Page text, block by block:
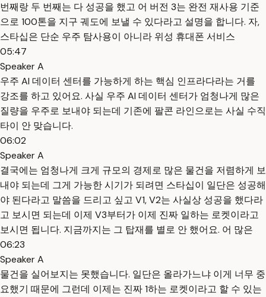
번째랑 두 번째는 다 성공을 했고 어 버전 3는 완전 재사용 기준
으로 100톤을 지구 궤도에 보낼 수 있다라고 설명을 합니다. 자,
스타십은 단순 우주 탐사용이 아니라 위성 휴대폰 서비스
05:47
Speaker A
우주 AI 데이터 센터를 가능하게 하는 핵심 인프라다라는 거를
강조를 하고 있어요. 사실 우주 AI 데이터 센터가 엄청나게 많은
질량을 우주로 보내야 되는데 기존에 팔콘 라인으로는 사실 수직
타이 안 맞습니다.
06:02
Speaker A
결국에는 엄청나게 크게 규모의 경제로 많은 물건을 저렴하게 보
내야 되는데 그게 가능한 시기가 되려면 스타십이 일단은 성공해
야 된다라고 말씀을 드리고 싶고 V1, V2는 사실상 성공을 했다라
고 보시면 되는데 이제 V3부터가 이제 진짜 일하는 로켓이라고
보시면 됩니다. 지금까지는 그 탑재를 별로 안 했어요. 어 많은
06:23
Speaker A
물건을 실어보지는 못했습니다. 일단은 올라가느냐 이게 너무 중
요했기 때문에 그런데 이제는 진짜 1하는 로켓이라고 할 수 있는